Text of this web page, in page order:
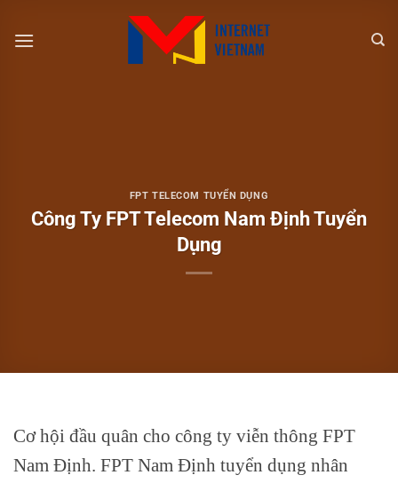
đến
FPT TELECOM TUYỂN DỤNG
Công Ty FPT Telecom Nam Định Tuyển
Dụng
Cơ hội đầu quân cho công ty viễn thông FPT
Nam Định. FPT Nam Định tuyển dụng nhân